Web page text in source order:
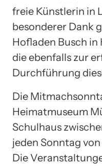
freie Künstlerin in
besonderer Dank
Hofladen Busch
die ebenfalls zur
Durchführung
Die
Heimatmuseum
Schulhaus
jeden Sonntag von
Die